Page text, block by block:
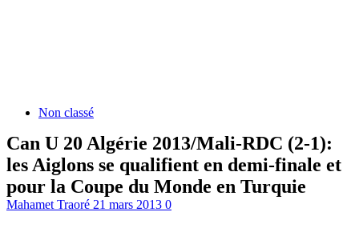
Non classé
Can U 20 Algérie 2013/Mali-RDC (2-1):
les Aiglons se qualifient en demi-finale et
pour la Coupe du Monde en Turquie
Mahamet Traoré 21 mars 2013 0